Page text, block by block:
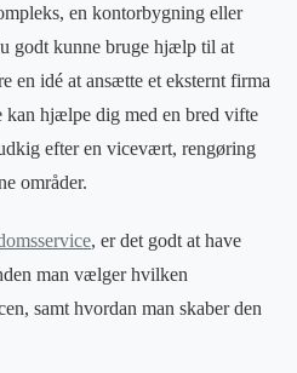
en kontorbygning eller
godt kunne bruge hjælp til at
en idé at ansætte et eksternt firma
kan hjælpe dig med en bred vifte
efter en vicevært, rengøring
områder.
, er det godt at have
man vælger hvilken
samt hvordan man skaber den